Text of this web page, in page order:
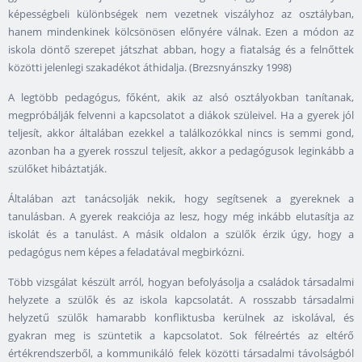
képességbeli különbségek nem vezetnek viszályhoz az osztályban,
hanem mindenkinek kölcsönösen előnyére válnak. Ezen a módon az
iskola döntő szerepet játszhat abban, hogy a fiatalság és a felnőttek
közötti jelenlegi szakadékot áthidalja. (Brezsnyánszky 1998)
A legtöbb pedagógus, főként, akik az alsó osztályokban tanítanak,
megpróbálják felvenni a kapcsolatot a diákok szüleivel. Ha a gyerek jól
teljesít, akkor általában ezekkel a találkozókkal nincs is semmi gond,
azonban ha a gyerek rosszul teljesít, akkor a pedagógusok leginkább a
szülőket hibáztatják.
Általában azt tanácsolják nekik, hogy segítsenek a gyereknek a
tanulásban. A gyerek reakciója az lesz, hogy még inkább elutasítja az
iskolát és a tanulást. A másik oldalon a szülők érzik úgy, hogy a
pedagógus nem képes a feladatával megbirkózni.
Több vizsgálat készült arról, hogyan befolyásolja a családok társadalmi
helyzete a szülők és az iskola kapcsolatát. A rosszabb társadalmi
helyzetű szülők hamarabb konfliktusba kerülnek az iskolával, és
gyakran meg is szüntetik a kapcsolatot. Sok félreértés az eltérő
értékrendszerből, a kommunikáló felek közötti társadalmi távolságból